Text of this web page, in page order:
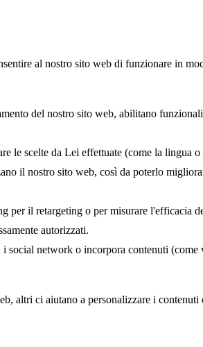
al nostro sito web di funzionare in
del nostro sito web, abilitano
le scelte da Lei effettuate (come la lingua
il nostro sito web, così da poterlo
per il retargeting o per misurare l'efficacia
autorizzati.
social network o incorpora contenuti
altri ci aiutano a personalizzare i